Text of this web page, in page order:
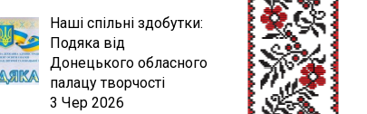
Наші спільні здобутки:
Подяка від
Донецького обласного
палацу творчості
3 Чер 2026